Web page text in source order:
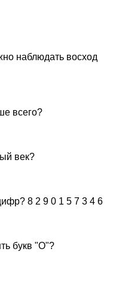
наблюдать восход
всего?
век?
8 2 9 0 1 5 7 3 4 6
букв "О"?